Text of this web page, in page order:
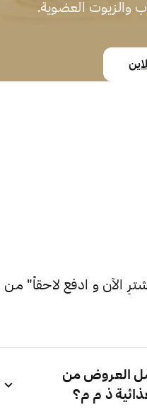
والزيوت العضوية.
الآن و ادفع لاحقاً" من
العروض من
ذ م م؟